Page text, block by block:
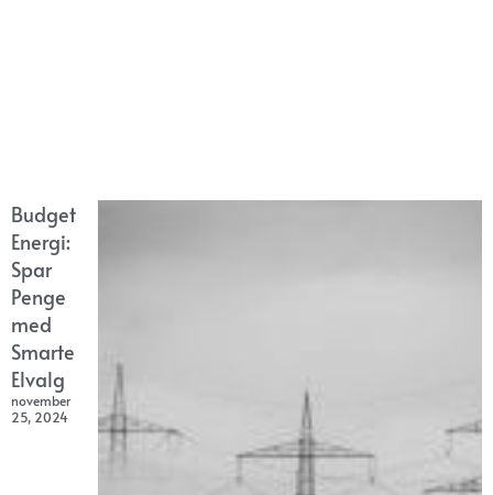
Budget
Energi:
Spar
Penge
med
Smarte
Elvalg
november
25, 2024